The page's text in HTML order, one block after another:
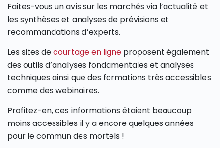
Faites-vous un avis sur les marchés via l’actualité et
les synthèses et analyses de prévisions et
recommandations d’experts.
Les sites decourtage en ligneproposent également
des outils d’analyses fondamentales et analyses
techniques ainsi que des formations très accessibles
comme des webinaires.
Profitez-en, ces informations étaient beaucoup
moins accessibles il y a encore quelques années
pour le commun des mortels !